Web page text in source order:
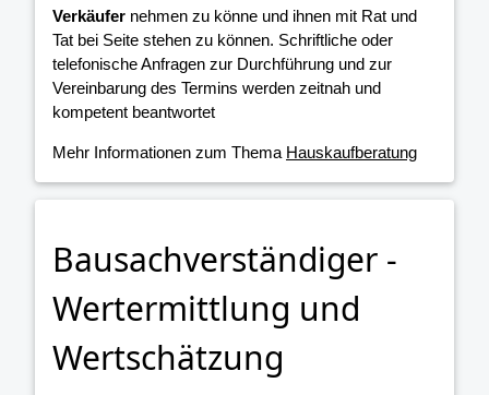
Verkäufer nehmen zu könne und ihnen mit Rat und
Tat bei Seite stehen zu können. Schriftliche oder
telefonische Anfragen zur Durchführung und zur
Vereinbarung des Termins werden zeitnah und
kompetent beantwortet
Mehr Informationen zum Thema Hauskaufberatung
Bausachverständiger -
Wertermittlung und
Wertschätzung